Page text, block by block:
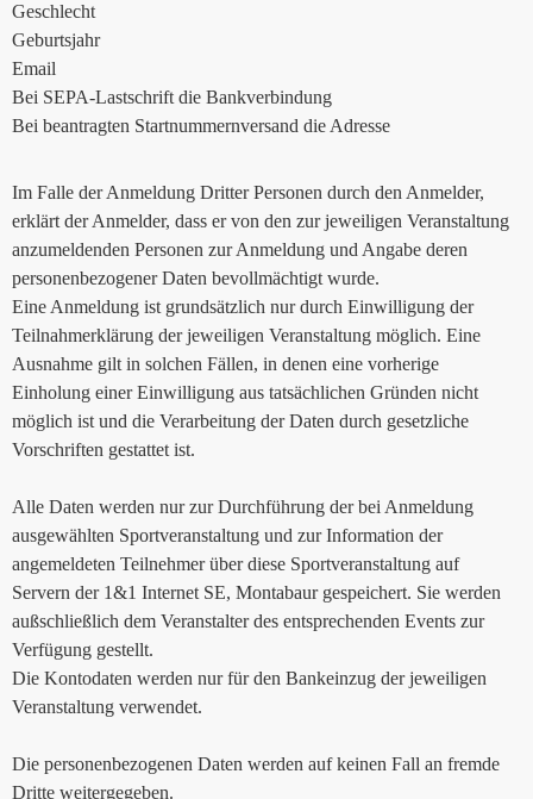
Geschlecht
Geburtsjahr
Email
Bei SEPA-Lastschrift die Bankverbindung
Bei beantragten Startnummernversand die Adresse
Im Falle der Anmeldung Dritter Personen durch den Anmelder,
erklärt der Anmelder, dass er von den zur jeweiligen Veranstaltung
anzumeldenden Personen zur Anmeldung und Angabe deren
personenbezogener Daten bevollmächtigt wurde.
Eine Anmeldung ist grundsätzlich nur durch Einwilligung der
Teilnahmerklärung der jeweiligen Veranstaltung möglich. Eine
Ausnahme gilt in solchen Fällen, in denen eine vorherige
Einholung einer Einwilligung aus tatsächlichen Gründen nicht
möglich ist und die Verarbeitung der Daten durch gesetzliche
Vorschriften gestattet ist.
Alle Daten werden nur zur Durchführung der bei Anmeldung
ausgewählten Sportveranstaltung und zur Information der
angemeldeten Teilnehmer über diese Sportveranstaltung auf
Servern der 1&1 Internet SE, Montabaur gespeichert. Sie werden
außschließlich dem Veranstalter des entsprechenden Events zur
Verfügung gestellt.
Die Kontodaten werden nur für den Bankeinzug der jeweiligen
Veranstaltung verwendet.
Die personenbezogenen Daten werden auf keinen Fall an fremde
Dritte weitergegeben.